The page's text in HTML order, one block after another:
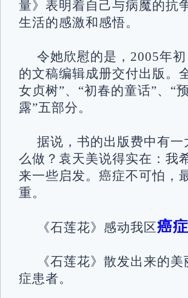
量》表明着自己与病魔的抗
生活的感激和感悟。
令她欣慰的是，2005年
的文稿编辑成册交付出版。
女贞树”、“初春的童话”、“
露”五部分。
据说，书的出版费中有
么做？袁天美说得实在：我
来一些启发。癌症不可怕，
重。
《石莲花》感动我区癌症
《石莲花》散发出来的
症患者。